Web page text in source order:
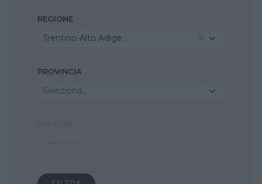
REGIONE
Trentino-Alto Adige
PROVINCIA
Seleziona...